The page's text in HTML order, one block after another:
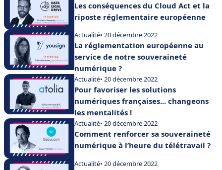
Les conséquences du Cloud Act et la
riposte réglementaire européenne
Actualité• 20 décembre 2022
La réglementation européenne au
service de notre souveraineté
numérique ?
Actualité• 20 décembre 2022
Pour favoriser les solutions
numériques françaises... changeons
les mentalités !
Actualité• 20 décembre 2022
Comment renforcer sa souveraineté
numérique à l’heure du télétravail ?
Actualité• 20 décembre 2022